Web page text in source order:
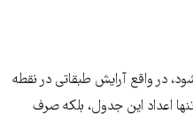
۱۹۹۶ مربوط می‌شود، در واقع آرایش طبقاتی در نقطه
اعداد این جدول، بلکه صرف